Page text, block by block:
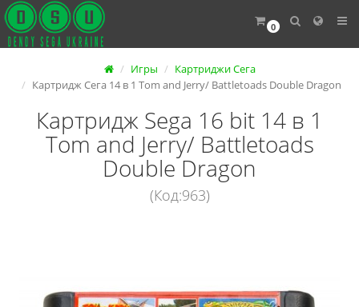
0
Игры
Картриджи Сега
Картридж Сега 14 в 1 Tom and Jerry/ Battletoads Double Dragon
Картридж Sega 16 bit 14 в 1
Tom and Jerry/ Battletoads
Double Dragon
(Код:963)